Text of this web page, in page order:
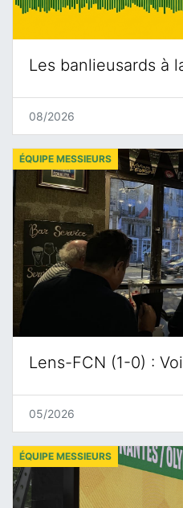
Les banlieusards à
08/2026
Lens-FCN (1-0) :
ÉQUIPE MESSIEURS
05/2026
ÉQUIPE MESSIEURS